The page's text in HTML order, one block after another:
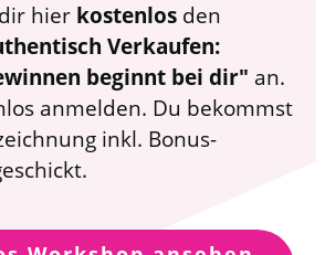
hier kostenlos den
Verkaufen:
beginnt bei dir" an.
anmelden. Du bekommst
inkl. Bonus-